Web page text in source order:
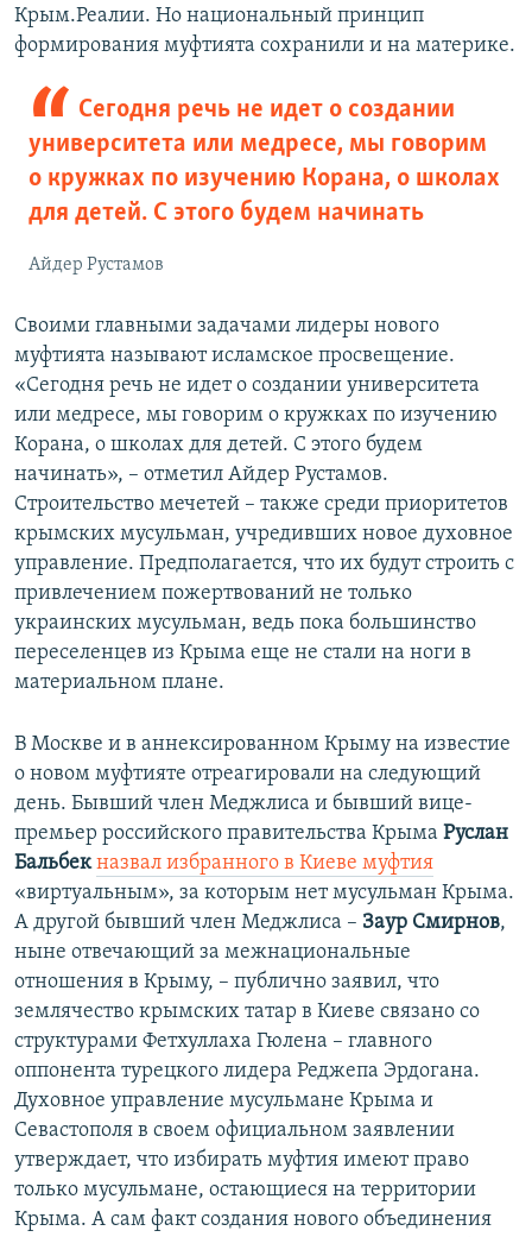
Крым.Реалии. Но национальный принцип
формирования муфтията сохранили и на материке.
Сегодня речь не идет о создании
университета или медресе, мы говорим
о кружках по изучению Корана, о школах
для детей. С этого будем начинать
Айдер Рустамов
Своими главными задачами лидеры нового
муфтията называют исламское просвещение.
«Сегодня речь не идет о создании университета
или медресе, мы говорим о кружках по изучению
Корана, о школах для детей. С этого будем
начинать», – отметил Айдер Рустамов.
Строительство мечетей – также среди приоритетов
крымских мусульман, учредивших новое духовное
управление. Предполагается, что их будут строить с
привлечением пожертвований не только
украинских мусульман, ведь пока большинство
переселенцев из Крыма еще не стали на ноги в
материальном плане.
В Москве и в аннексированном Крыму на известие
о новом муфтияте отреагировали на следующий
день. Бывший член Меджлиса и бывший вице-
премьер российского правительства Крыма Руслан
Бальбек назвал избранного в Киеве муфтия
«виртуальным», за которым нет мусульман Крыма.
А другой бывший член Меджлиса – Заур Смирнов,
ныне отвечающий за межнациональные
отношения в Крыму, – публично заявил, что
землячество крымских татар в Киеве связано со
структурами Фетхуллаха Гюлена – главного
оппонента турецкого лидера Реджепа Эрдогана.
Духовное управление мусульмане Крыма и
Севастополя в своем официальном заявлении
утверждает, что избирать муфтия имеют право
только мусульмане, остающиеся на территории
Крыма. А сам факт создания нового объединения